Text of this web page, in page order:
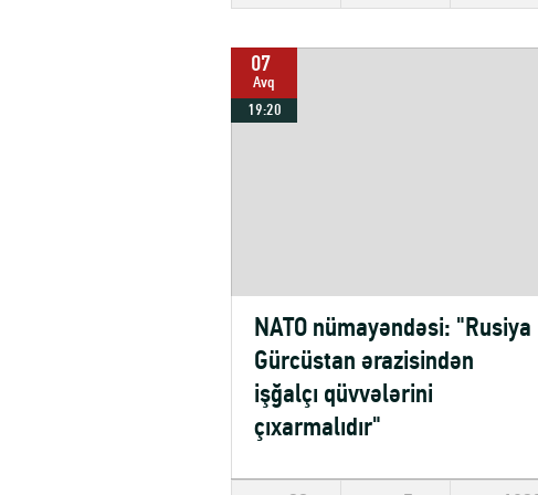
07
Avq
19:20
NATO nümayəndəsi: "Rusiya
Gürcüstan ərazisindən
işğalçı qüvvələrini
çıxarmalıdır"